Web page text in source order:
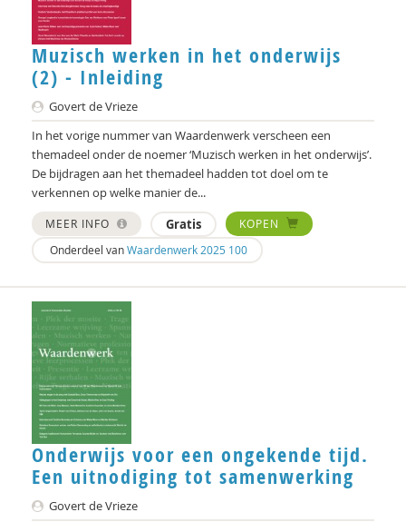
Ineke de Vries
Clementine Degener
Gerda van Dijk
Marlijn Dingshoff
Elizabeth van Dis
Joep Dohmen
Olivier van Donk
prof. dr. Peter Derkx
Hanke Drop
Joachim Duyndam
Didier Fassin
Muzisch werken in het onderwijs
(2) - Inleiding
Govert de Vrieze
In het vorige nummer van Waardenwerk verscheen een
themadeel onder de noemer ‘Muzisch werken in het onderwijs’.
De bijdragen aan het themadeel hadden tot doel om te
verkennen op welke manier de...
MEER INFO Gratis
KOPEN
Onderdeel vanWaardenwerk 2025 100
Onderwijs voor een ongekende tijd.
Een uitnodiging tot samenwerking
Govert de Vrieze